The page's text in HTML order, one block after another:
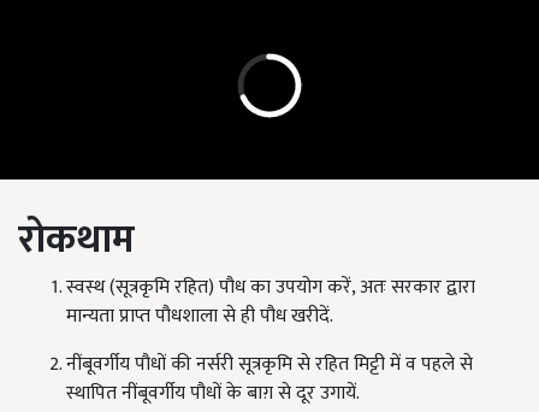
रोकथाम
स्वस्थ (सूत्रकृमि रहित) पौध का उपयोग करें, अतः सरकार द्वारा
मान्यता प्राप्त पौधशाला से ही पौध खरीदें.
नींबूवर्गीय पौधों की नर्सरी सूत्रकृमि से रहित मिट्टी में व पहले से
स्थापित नींबूवर्गीय पौधों के बाग़ से दूर उगायें.